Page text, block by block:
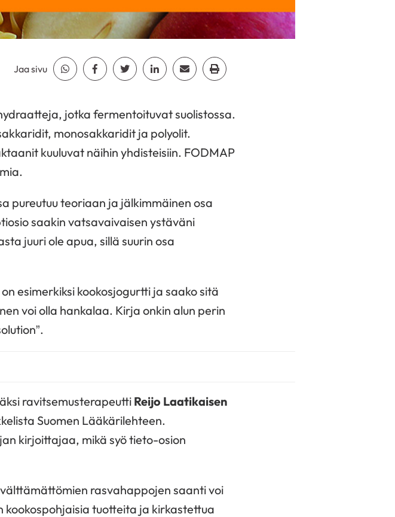
Jaa sivu Jaa Whatsapp
Jaa Facebook
Jaa TwitterJaa LinkedinJaa EmailJaa Print
jotka fermentoituvat suolistossa.
monosakkaridit ja polyolit.
kuuluvat näihin yhdisteisiin. FODMAP
pureutuu teoriaan ja jälkimmäinen osa
saakin vatsavaivaisen ystäväni
juuri ole apua, sillä suurin osa
esimerkiksi kookosjogurtti ja saako sitä
voi olla hankalaa. Kirja onkin alun perin
ravitsemusterapeutti Reijo Laatikaisen
Suomen Lääkärilehteen.
kirjoittajaa, mikä syö tieto-osion
rasvahappojen saanti voi
kookospohjaisia tuotteita ja kirkastettua